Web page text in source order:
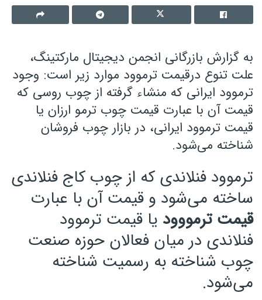
به گزارش بازرگانی انجمن دیجیتال مارکتینگ،
علت تنوع درقیمت ترموود موارد زیر است: وجود
ترموود ایرانی که منشاء گرفته از چوب روسی که
قیمت آن با عبارت قیمت چوب ترمو ارزان یا
قیمت ترموود ایرانی، در بازار چوب فروشان
شناخته می‌شود.
ترموود فنلاندی که از چوب کاج فنلاندی
ساخته می‌شود و قیمت آن با عبارت
قیمت ترمووود یا قیمت ترموود
فنلاندی در میان فعالان حوزه صنعت
چوب شناخته به رسمیت شناخته
می‌شود.